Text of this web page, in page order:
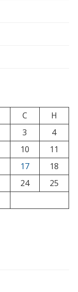
С
Н
3
4
10
11
17
18
24
25